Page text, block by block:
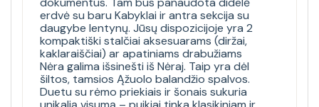
erdvė su baru Kabyklai ir antra sekcija su
daugybe lentynų. Jūsų dispozicijoje yra 2
kompaktiški stalčiai aksesuarams (diržai,
kaklaraiščiai) ar apatiniams drabužiams
Nėra galima išsinešti iš Nėraj. Taip yra dėl
šiltos, tamsios Ąžuolo balandžio spalvos.
Duetu su rėmo priekiais ir šonais sukuria